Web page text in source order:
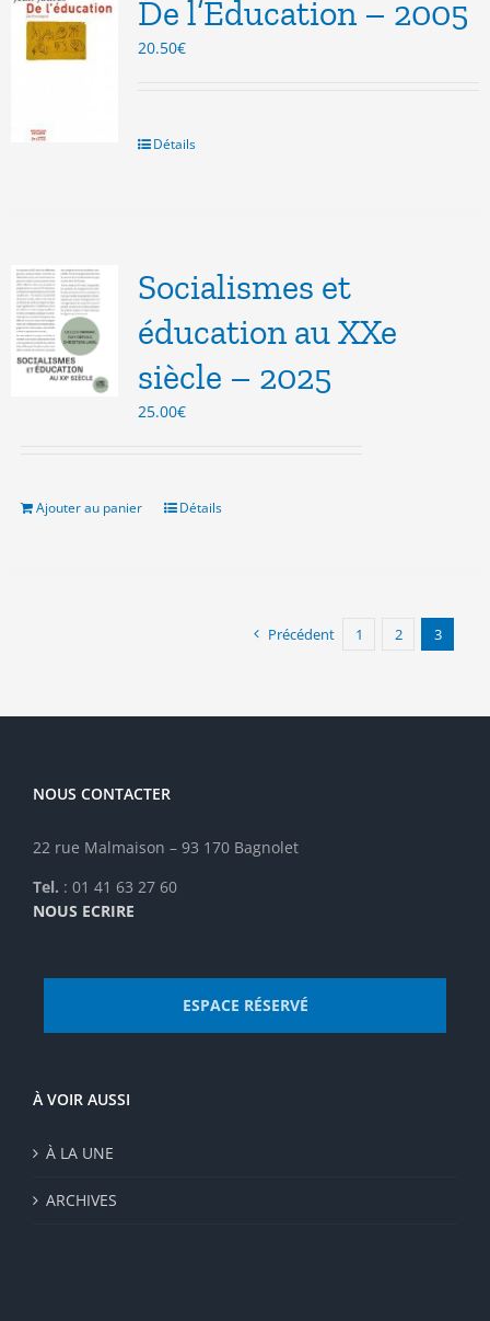
De l’Education – 2005
20.50€
Détails
Socialismes et
éducation au XXe
siècle – 2025
25.00€
Ajouter au panier Détails
Précédent 1 2 3
NOUS CONTACTER
22 rue Malmaison – 93 170 Bagnolet
Tel. : 01 41 63 27 60
NOUS ECRIRE
ESPACE RÉSERVÉ
À VOIR AUSSI
À LA UNE
ARCHIVES